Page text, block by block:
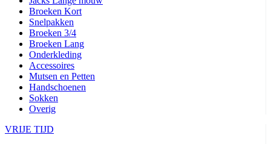
Broeken Kort
Snelpakken
Broeken 3/4
Broeken Lang
Onderkleding
Accessoires
Mutsen en Petten
Handschoenen
Sokken
Overig
VRIJE TIJD